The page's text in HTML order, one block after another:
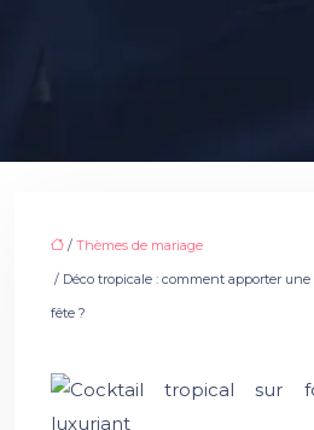
/ Thèmes de mariage
/ Déco tropicale : comment apporter une
fête ?